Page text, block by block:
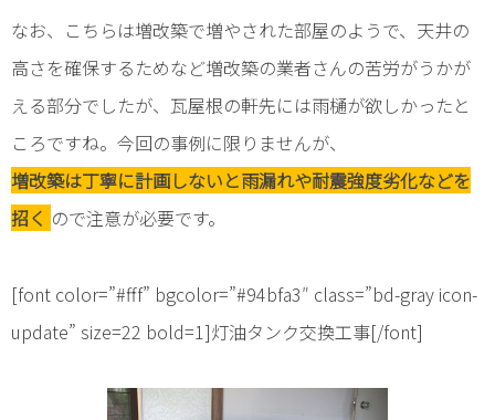
なお、こちらは増改築で増やされた部屋のようで、天井の
高さを確保するためなど増改築の業者さんの苦労がうかが
える部分でしたが、瓦屋根の軒先には雨樋が欲しかったと
ころですね。今回の事例に限りませんが、
増改築は丁寧に計画しないと雨漏れや耐震強度劣化などを
招く ので注意が必要です。
[font color=”#fff” bgcolor=”#94bfa3″ class=”bd-gray icon-
update” size=22 bold=1]灯油タンク交換工事[/font]